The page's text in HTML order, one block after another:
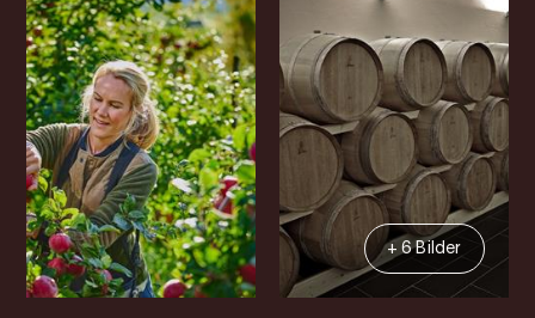
+ 6 Bilder